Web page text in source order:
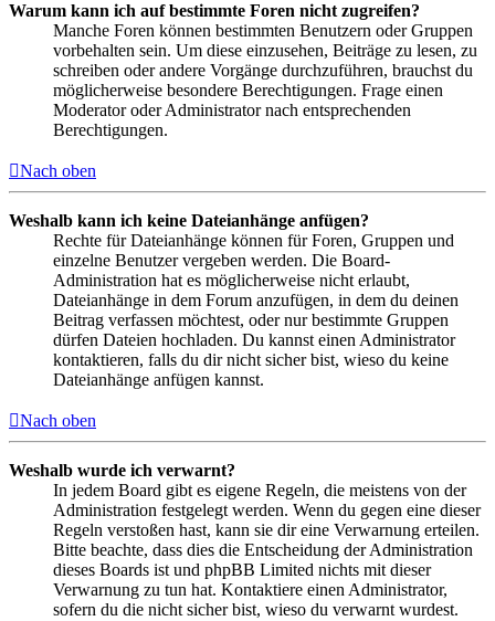
Warum kann ich auf bestimmte Foren nicht zugreifen?
Manche Foren können bestimmten Benutzern oder Gruppen
vorbehalten sein. Um diese einzusehen, Beiträge zu lesen, zu
schreiben oder andere Vorgänge durchzuführen, brauchst du
möglicherweise besondere Berechtigungen. Frage einen
Moderator oder Administrator nach entsprechenden
Berechtigungen.
Nach oben
Weshalb kann ich keine Dateianhänge anfügen?
Rechte für Dateianhänge können für Foren, Gruppen und
einzelne Benutzer vergeben werden. Die Board-
Administration hat es möglicherweise nicht erlaubt,
Dateianhänge in dem Forum anzufügen, in dem du deinen
Beitrag verfassen möchtest, oder nur bestimmte Gruppen
dürfen Dateien hochladen. Du kannst einen Administrator
kontaktieren, falls du dir nicht sicher bist, wieso du keine
Dateianhänge anfügen kannst.
Nach oben
Weshalb wurde ich verwarnt?
In jedem Board gibt es eigene Regeln, die meistens von der
Administration festgelegt werden. Wenn du gegen eine dieser
Regeln verstoßen hast, kann sie dir eine Verwarnung erteilen.
Bitte beachte, dass dies die Entscheidung der Administration
dieses Boards ist und phpBB Limited nichts mit dieser
Verwarnung zu tun hat. Kontaktiere einen Administrator,
sofern du die nicht sicher bist, wieso du verwarnt wurdest.